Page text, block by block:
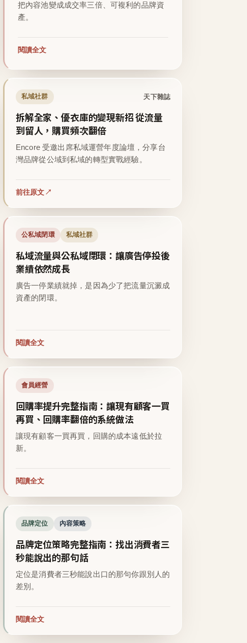
把內容池變成成交率三倍、可複利的品牌資
產。
閱讀全文
私域社群 天下雜誌
拆解全家、優衣庫的變現新招 從流量
到留人，購買頻次翻倍
Encore 受邀出席私域運營年度論壇，分享台
灣品牌從公域到私域的轉型實戰經驗。
前往原文
公私域閉環 私域社群
私域流量與公私域閉環：讓廣告停投後
業績依然成長
廣告一停業績就掉，是因為少了把流量沉澱成
資產的閉環。
閱讀全文
會員經營
回購率提升完整指南：讓現有顧客一買
再買、回購率翻倍的系統做法
讓現有顧客一買再買，回購的成本遠低於拉
新。
閱讀全文
品牌定位 內容策略
品牌定位策略完整指南：找出消費者三
秒能說出的那句話
定位是消費者三秒能說出口的那句你跟別人的
差別。
閱讀全文